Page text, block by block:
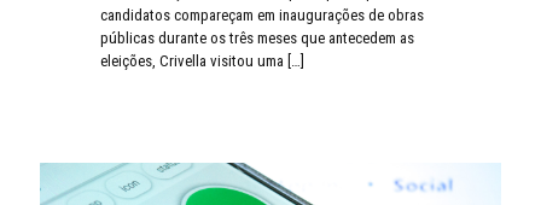
candidatos compareçam em inaugurações de obras
públicas durante os três meses que antecedem as
eleições, Crivella visitou uma […]